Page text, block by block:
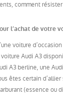
comment résister
l’achat de votre
voiture
Audi A3
A3 berline, une
êtes certain
(essence ou